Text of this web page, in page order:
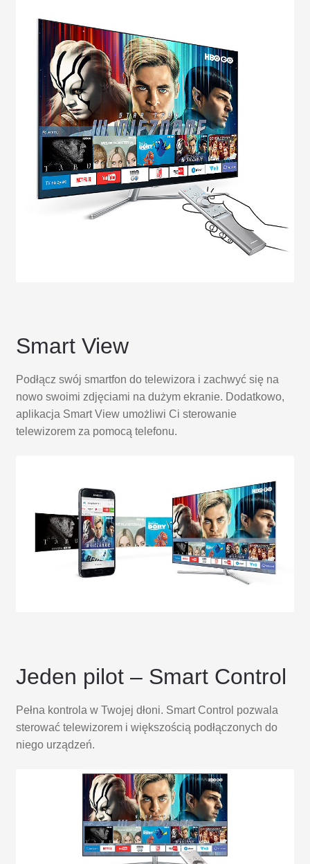
Smart View
Podłącz swój smartfon do telewizora i zachwyć się na
nowo swoimi zdjęciami na dużym ekranie. Dodatkowo,
aplikacja Smart View umożliwi Ci sterowanie
telewizorem za pomocą telefonu.
Jeden pilot – Smart Control
Pełna kontrola w Twojej dłoni. Smart Control pozwala
sterować telewizorem i większością podłączonych do
niego urządzeń.